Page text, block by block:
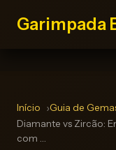
Garimpada
Início
Guia de
Diamante vs Zircão:
com …